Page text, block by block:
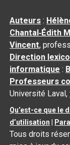
Auteurs :
Chantal‑Édith
Vincent,
Direction
informatique :
Professeurs
Université Laval,
Qu’est-ce que le
d’utilisation
Tous droits